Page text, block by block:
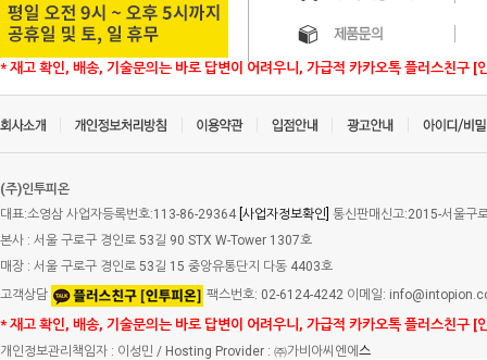
* 재고 확인, 배송, 기술문의는 바로 답변이 어려우니, 가급적 카카오톡 플러스친구 [
(주)인투피온
대표:소영삼 사업자등록번호:113-86-29364 [사업자정보확인] 통신판매신고:2015-서울구
본사 : 서울 구로구 경인로 53길 90 STX W-Tower 1307호
매장 : 서울 구로구 경인로 53길 15 중앙유통단지 다동 4403호
고객상담
팩스번호: 02-6124-4242 이메일:
* 재고 확인, 배송, 기술문의는 바로 답변이 어려우니, 가급적 카카오톡 플러스친구 [
개인정보관리책임자 : 이성민 / Hosting Provider : ㈜가비아씨엔에 스